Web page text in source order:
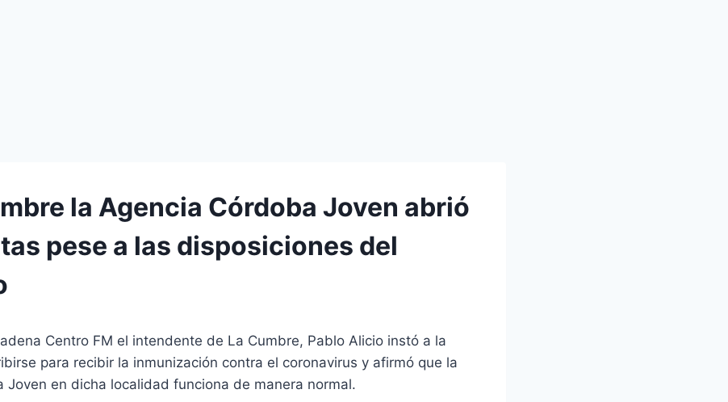
la Agencia Córdoba Joven abrió
pese a las disposiciones del
Centro FM el intendente de La Cumbre, Pablo Alicio instó a la
para recibir la inmunización contra el coronavirus y afirmó que la
Joven en dicha localidad funciona de manera normal.